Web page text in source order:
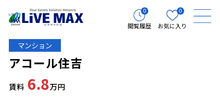
0
閲覧履歴
0
お気に入り
マンション
アコール住吉
賃料 6.8万円